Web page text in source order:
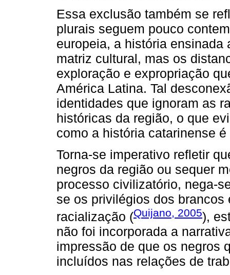
Essa exclusão também se
plurais seguem pouco
europeia, a história
matriz cultural, mas os
exploração e expropriação
América Latina. Tal
identidades que ignoram as
históricas da região, o que
como a história catarinense é
Torna-se imperativo refletir
negros da região ou sequer
processo civilizatório, nega-
se os privilégios dos
racialização (Quijano, 2005),
não foi incorporada a
impressão de que os negros
incluídos nas relações de